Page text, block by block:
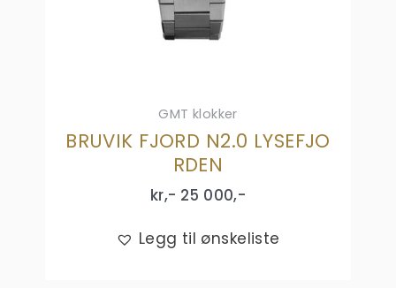
GMT klokker
BRUVIK FJORD N2.0 LYSEFJO
RDEN
kr,- 25 000,-
Legg til ønskeliste